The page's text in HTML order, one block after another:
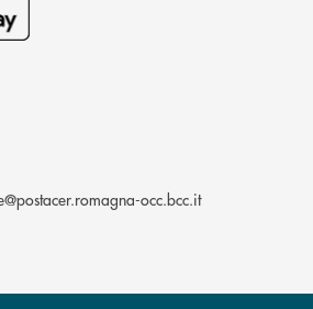
l’app di posta elettronica)
occ.bcc.it(si apre l’app